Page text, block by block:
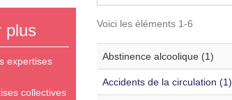
plus
expertises
collectives
Voici les éléments 1-6
Abstinence alcoolique (1)
Accidents de la circulation (1)